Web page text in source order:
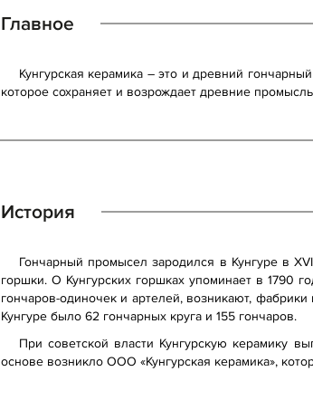
Главное
Кунгурская керамика – это и древний
которое сохраняет и возрождает древние
История
Гончарный промысел зародился в Кунгуре в
горшки. О Кунгурских горшках упоминает в 1790
гончаров-одиночек и артелей, возникают,
Кунгуре было 62 гончарных круга и 155 гончаров.
При советской власти Кунгурскую керамику
основе возникло ООО «Кунгурская керамика»,